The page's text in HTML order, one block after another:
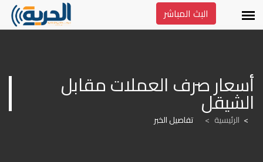
البث المباشر
الشيقل
الرئيسية > تفاصيل الخبر